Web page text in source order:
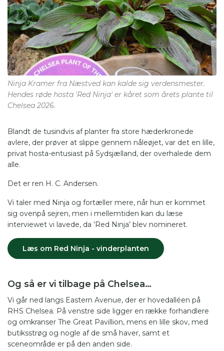
Ninja Kramer fra Næstved kan kalde sig verdensmester.
Hendes røde hosta 'Red Ninja' er kåret som årets plante til
Chelsea 2026.
Blandt de tusindvis af planter fra store hæderkronede
avlere, der prøver at slippe gennem nåleøjet, var det en lille,
privat hosta-entusiast på Sydsjælland, der overhalede dem
alle.
Det er ren H. C. Andersen.
Vi taler med Ninja og fortæller mere, når hun er kommet
sig ovenpå sejren, men i mellemtiden kan du læse
interviewet vi lavede, da ’Red Ninja’ blev nomineret.
Læs om Red Ninja - vinderplanten
Og så er vi tilbage på Chelsea…
Vi går ned langs Eastern Avenue, der er hovedalléen på
RHS Chelsea. På venstre side ligger en række forhandlere
og omkranser The Great Pavillion, mens en lille skov, med
butiksstrøg og nogle af de små haver, samt et
sceneområde er på den anden side.